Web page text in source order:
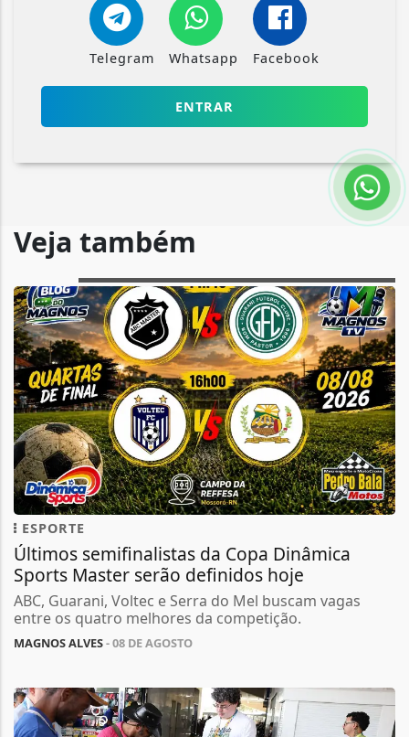
Telegram Whatsapp Facebook
ENTRAR
Veja também
ESPORTE
Últimos semifinalistas da Copa Dinâmica
Sports Master serão definidos hoje
ABC, Guarani, Voltec e Serra do Mel buscam vagas
entre os quatro melhores da competição.
MAGNOS ALVES- 08 DE AGOSTO